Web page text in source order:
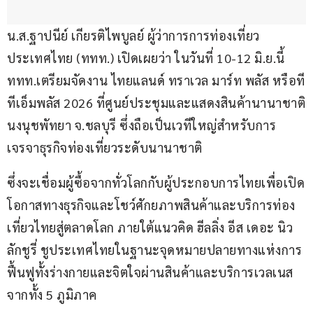
น.ส.ฐาปนีย์ เกียรติไพบูลย์ ผู้ว่าการการท่องเที่ยว
ประเทศไทย (ททท.) เปิดเผยว่า ในวันที่ 10-12 มิ.ย.นี้
ททท.เตรียมจัดงาน ไทยแลนด์ ทราเวล มาร์ท พลัส หรือที
ทีเอ็มพลัส 2026 ที่ศูนย์ประชุมและแสดงสินค้านานาชาติ
นงนุชพัทยา จ.ชลบุรี ซึ่งถือเป็นเวทีใหญ่สำหรับการ
เจรจาธุรกิจท่องเที่ยวระดับนานาชาติ
ซึ่งจะเชื่อมผู้ซื้อจากทั่วโลกกับผู้ประกอบการไทยเพื่อเปิด
โอกาสทางธุรกิจและโชว์ศักยภาพสินค้าและบริการท่อง
เที่ยวไทยสู่ตลาดโลก ภายใต้แนวคิด ฮีลลิ่ง อีส เดอะ นิว
ลักชูรี่ ชูประเทศไทยในฐานะจุดหมายปลายทางแห่งการ
ฟื้นฟูทั้งร่างกายและจิตใจผ่านสินค้าและบริการเวลเนส
จากทั้ง 5 ภูมิภาค